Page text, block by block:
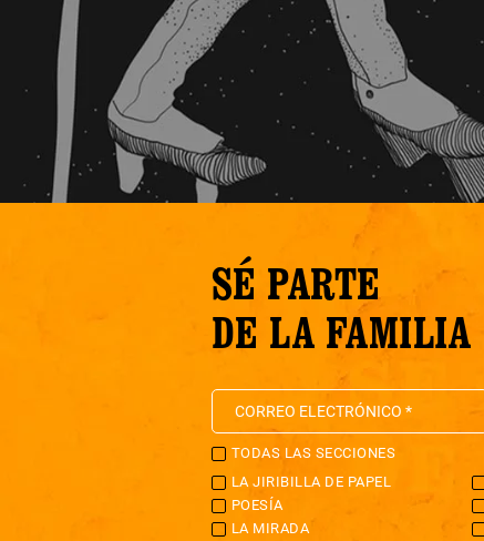
SÉ PARTE
DE LA FAMILIA
TODAS LAS SECCIONES
LA JIRIBILLA DE PAPEL
POESÍA
LA MIRADA